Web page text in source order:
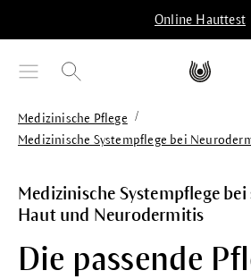
Online Hauttest
Medizinische Pflege /
Medizinische Systempflege bei
Medizinische Systempflege
Haut und Neurodermitis
Die passende